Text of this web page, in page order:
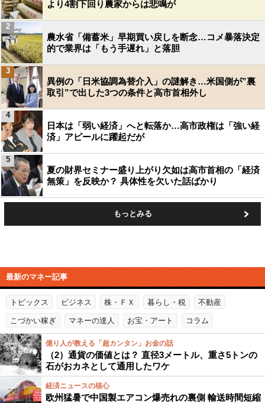
より4割下回り農家からは悲鳴が
農水省「備蓄米」早期買い戻しを断念…コメ暴落決定
的で業界は「もう手遅れ」と落胆
2
異例の「日米協調為替介入」の謎解き…米国側が”裏
取引”で出した3つの条件と高市首相外し
3
日本は「弱い経済」へと転落か…高市政権は「強い経
済」アピールに躍起だが
4
夏の財界セミナー盛り上がり欠如は高市首相の「経済
無策」を反映か？ 具体性を欠いた話ばかり
5
もっとみる
最新のマネー記事
トピックス ビジネス 株・ＦＸ 暮らし・税 不動産
こづかい稼ぎ マネーの達人 お宝・アート コラム
億り人が教える「超カンタン」お金の話
（2）通貨の価値とは？ 直径3メートル、重さ5トンの
石がおカネとして通用したワケ
経済ニュースの核心
欧州猛暑で中国製エアコン爆売れの裏側 輸送時間短縮